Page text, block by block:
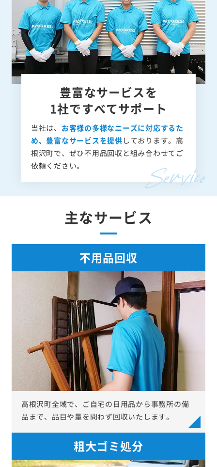
豊富なサービスを
1社ですべてサポート
当社は、 お客様の多様なニーズに対応するた
め、豊富なサービスを提供しております。高
根沢町で、ぜひ不用品回収と組み合わせてご
依頼ください。
主なサービス
不用品回収
高根沢町全域で、ご自宅の日用品から事務所の備
品まで、品目や量を問わず回収いたします。
粗大ゴミ処分